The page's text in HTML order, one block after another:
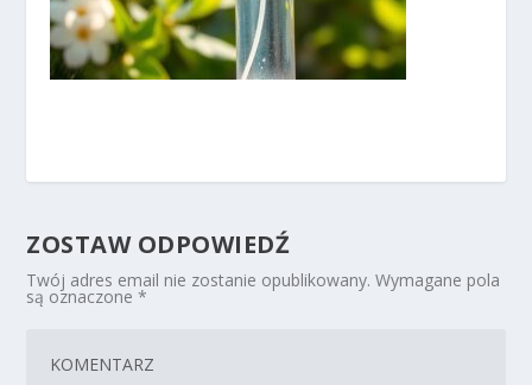
ZOSTAW ODPOWIEDŹ
Twój adres email nie zostanie opublikowany. Wymagane pola
są oznaczone*